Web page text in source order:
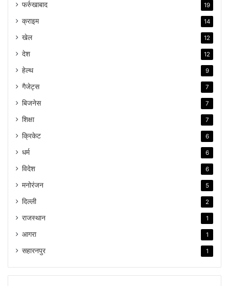
फर्रुखाबाद 19
क्राइम 14
खेल 12
देश 12
हेल्थ 9
गैजेट्स 7
बिजनेस 7
शिक्षा 7
क्रिकेट 6
धर्म 6
विदेश 6
मनोरंजन 5
दिल्ली 2
राजस्थान 1
आगरा 1
सहारनपुर 1